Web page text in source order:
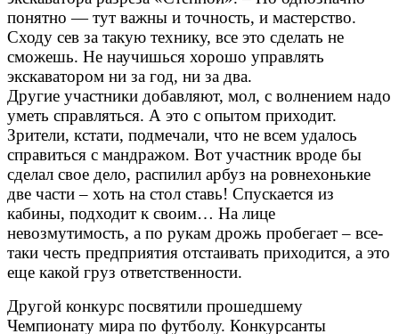
понятно — тут важны и точность, и мастерство.
Сходу сев за такую технику, все это сделать не
сможешь. Не научишься хорошо управлять
экскаватором ни за год, ни за два.
Другие участники добавляют, мол, с волнением надо
уметь справляться. А это с опытом приходит.
Зрители, кстати, подмечали, что не всем удалось
справиться с мандражом. Вот участник вроде бы
сделал свое дело, распилил арбуз на ровнехонькие
две части – хоть на стол ставь! Спускается из
кабины, подходит к своим… На лице
невозмутимость, а по рукам дрожь пробегает – все-
таки честь предприятия отстаивать приходится, а это
еще какой груз ответственности.
Другой конкурс посвятили прошедшему
Чемпионату мира по футболу. Конкурсанты